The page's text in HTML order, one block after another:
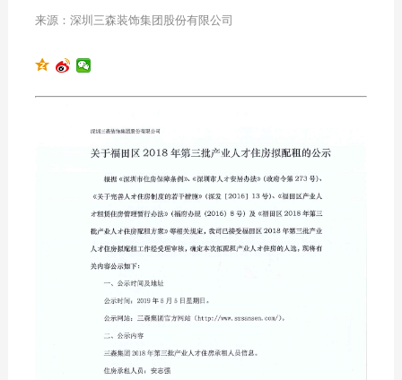
来源：深圳三森装饰集团股份有限公司